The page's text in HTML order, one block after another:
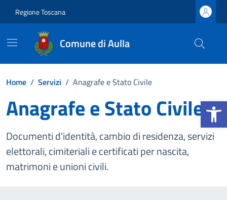
Regione Toscana
Comune di Aulla
Home / Servizi / Anagrafe e Stato Civile
Anagrafe e Stato Civile
Documenti d'identità, cambio di residenza, servizi
elettorali, cimiteriali e certificati per nascita,
matrimoni e unioni civili.
Apri la